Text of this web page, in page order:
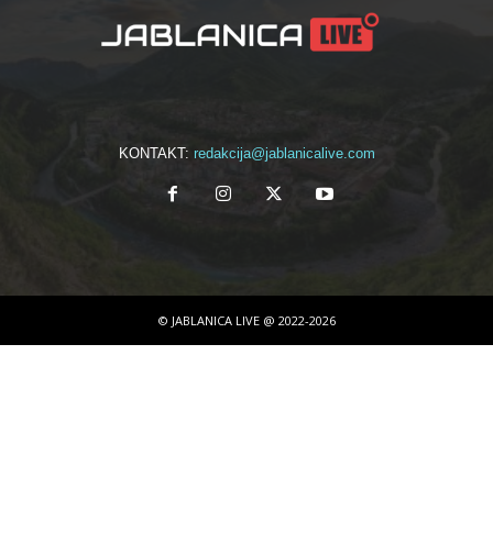
KONTAKT: redakcija@jablanicalive.com
© JABLANICA LIVE @ 2022-2026